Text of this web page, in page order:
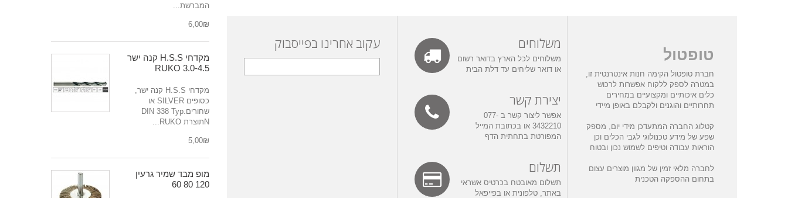
המברשת...
₪‎6,00
מקדחי H.S.S קנה ישר
3.0-4.5 RUKO
מקדחי H.S.S קנה ישר,
כסופים SILVER או
שחורים.DIN 338 Typ
Nתוצרת RUKO...
₪‎5,00
מופ מבד שמיר גרעין
120 80 60
עקוב אחרינו בפייסבוק משלוחים
משלוחים לכל הארץ בדואר רשום
או דואר שליחים עד דלת הבית
יצירת קשר
אפשר ליצור קשר ב 077-
3432210 או בכתובת המייל
המפורטת בתחתית הדף
תשלום
תשלום מאובטח בכרטיס אשראי
באתר, טלפונית או בפייפאל
טופטול
חברת טופטול הקימה חנות אינטרנטית זו,
במטרה לספק ללקוח אפשרות לרכוש
כלים איכותיים ומקצועיים במחירים
תחרותיים והוגנים ולקבלם באופן מיידי
קטלוג החברה המתעדכן מידי יום, מספק
שפע של מידע טכנולוגי לגבי הכלים וכן
הוראות עבודה וטיפים לשמוש נכון ובטוח
לחברה מלאי זמין של מגוון מוצרים עצום
בתחום ההספקה הטכנית